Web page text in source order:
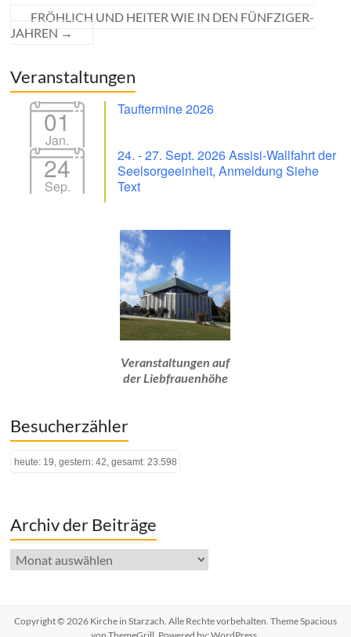
FRÖHLICH UND HEITER WIE IN DEN FÜNFZIGER-
JAHREN →
Veranstaltungen
01
Jan.
Tauftermine 2026
24
Sep.
24. - 27. Sept. 2026 Assisi-Wallfahrt der
Seelsorgeeinheit, Anmeldung Siehe
Text
Veranstaltungen auf
der Liebfrauenhöhe
Besucherzähler
heute: 19, gestern: 42, gesamt: 23.598
Archiv der Beiträge
Archiv
der
Copyright © 2026 Kirche in Starzach . Alle Rechte vorbehalten. ThemeSpacious